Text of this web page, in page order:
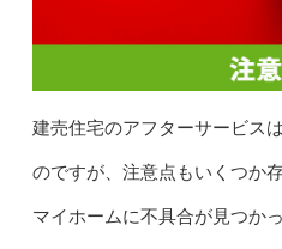
建売住宅のアフターサービス
のですが、注意点もいくつか
マイホームに不具合が見つか